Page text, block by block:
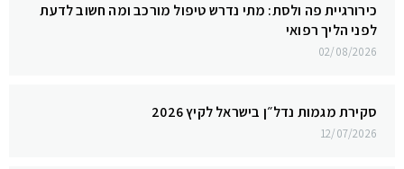
כירורגיית פה ולסת: מתי נדרש טיפול מורכב ומה חשוב לדעת
לפני הליך רפואי
02/08/2026
סקירת מגמות נדל״ן בישראל לקיץ 2026
12/07/2026